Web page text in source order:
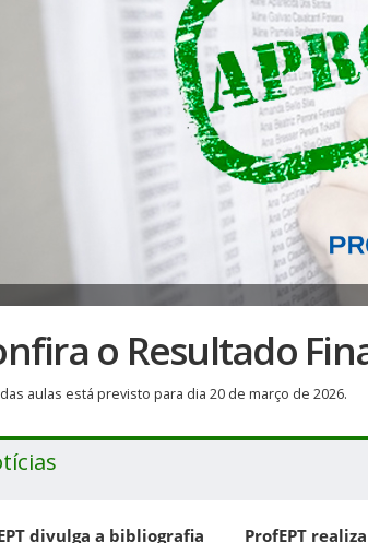
o Resultado
aulas está previsto para dia 20 de março de 2026.
divulga a bibliografia ProfEPT